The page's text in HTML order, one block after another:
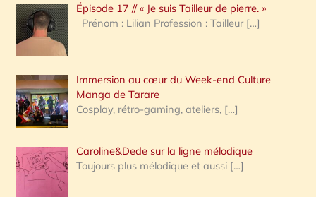
h
e
:
Épisode 17 // « Je suis Tailleur de pierre. »
Prénom : Lilian Profession : Tailleur […]
Immersion au cœur du Week-end Culture
Manga de Tarare
Cosplay, rétro-gaming, ateliers, […]
Caroline&Dede sur la ligne mélodique
Toujours plus mélodique et aussi […]